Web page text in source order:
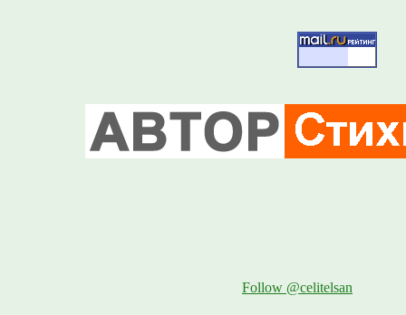
Follow @celitelsan